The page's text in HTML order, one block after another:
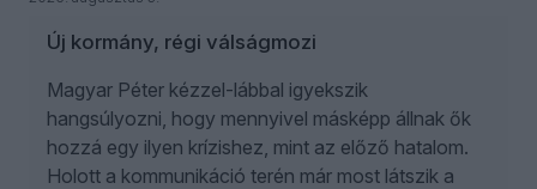
Új kormány, régi válságmozi
Magyar Péter kézzel-lábbal igyekszik
hangsúlyozni, hogy mennyivel másképp állnak ők
hozzá egy ilyen krízishez, mint az előző hatalom.
Holott a kommunikáció terén már most látszik a